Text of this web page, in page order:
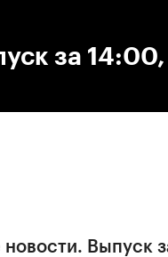
за
новости. Выпуск